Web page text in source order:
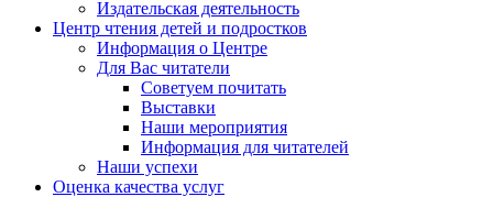
Издательская деятельность
Центр чтения детей и подростков
Информация о Центре
Для Вас читатели
Советуем почитать
Выставки
Наши мероприятия
Информация для читателей
Наши успехи
Оценка качества услуг